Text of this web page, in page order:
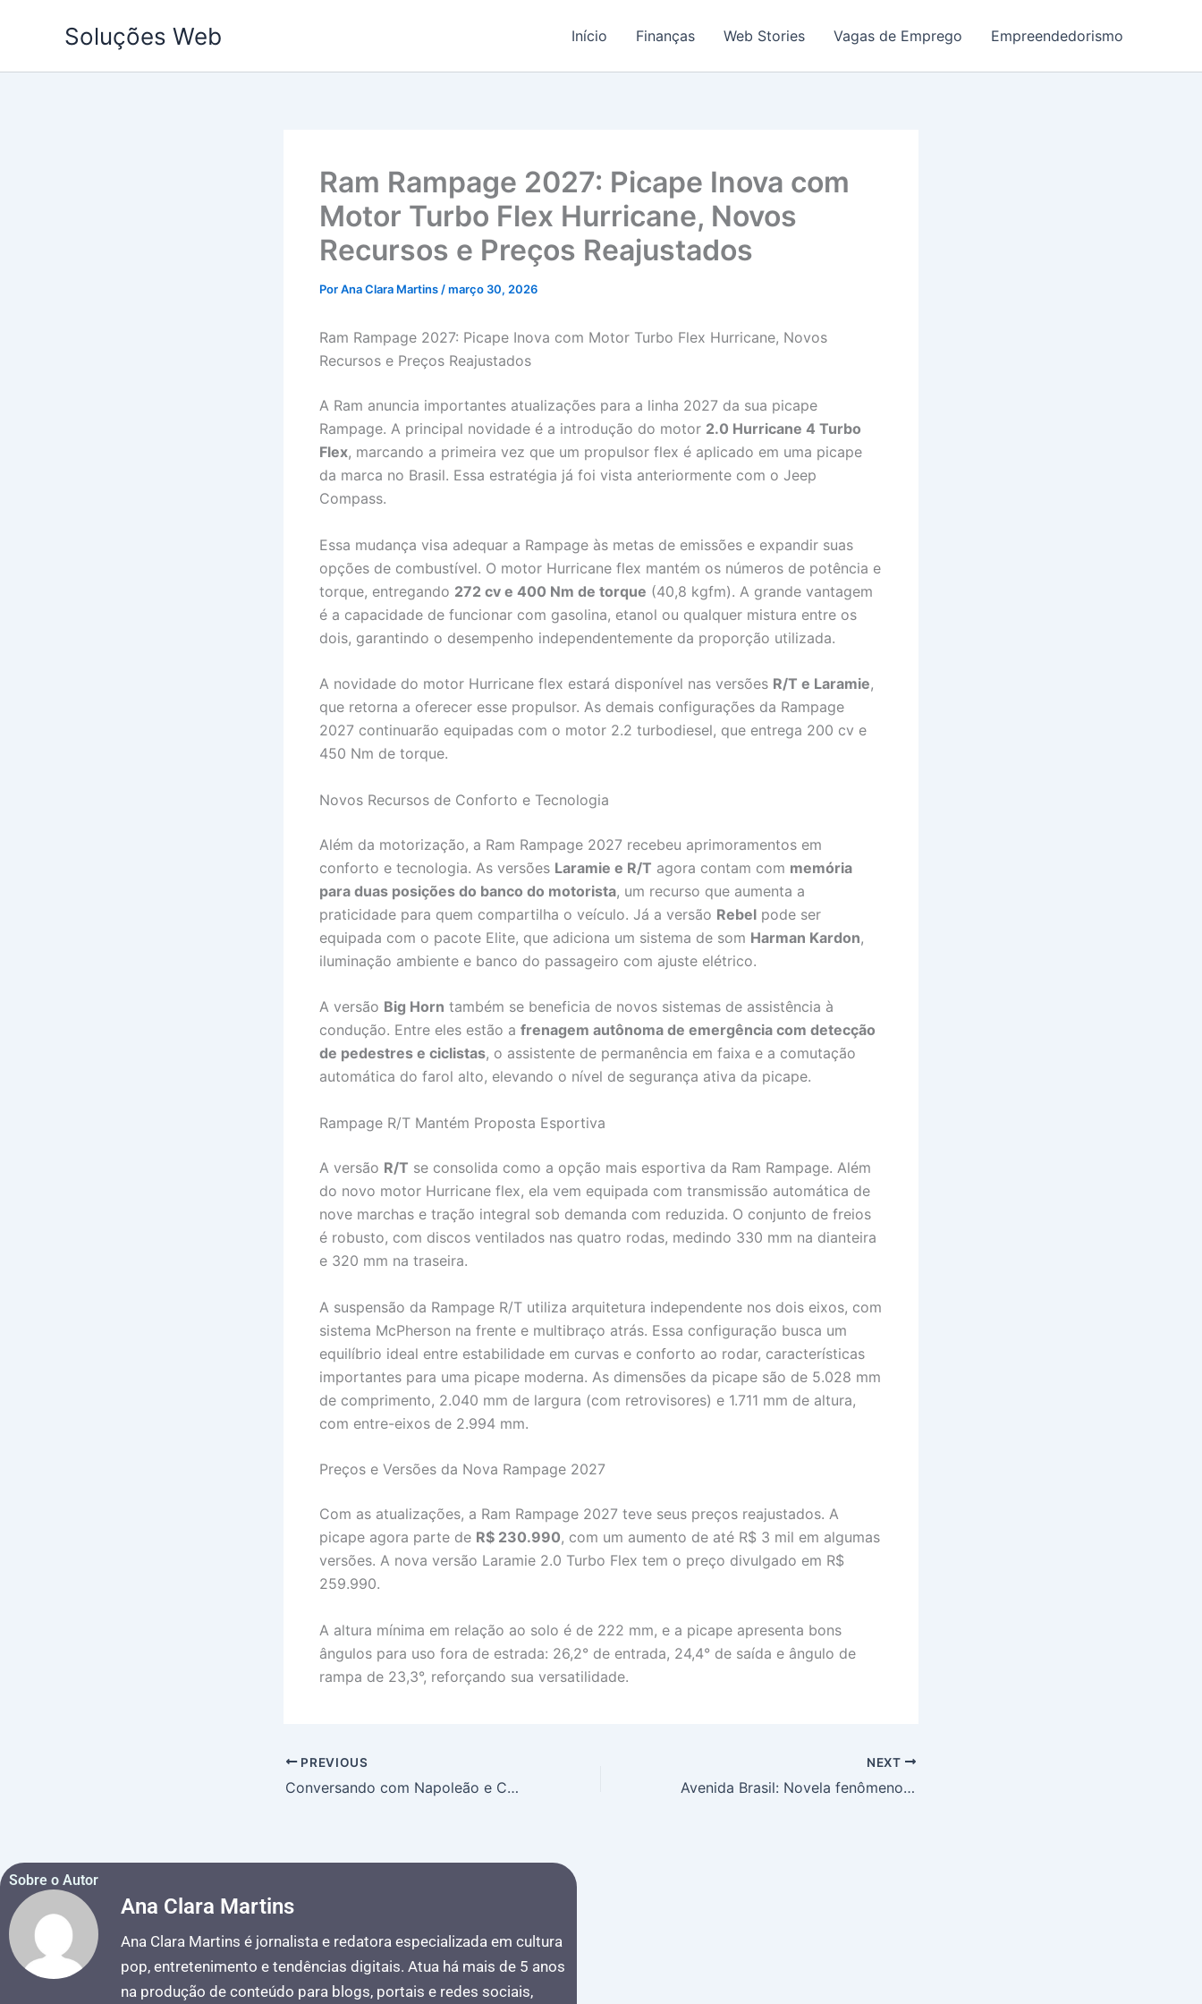
Soluções Web Início Finanças Web Stories Vagas de Emprego Empreendedorismo
Ram Rampage 2027: Picape Inova com
Motor Turbo Flex Hurricane, Novos
Recursos e Preços Reajustados
PorAna Clara Martins /março 30, 2026
Ram Rampage 2027: Picape Inova com Motor Turbo Flex Hurricane, Novos
Recursos e Preços Reajustados
A Ram anuncia importantes atualizações para a linha 2027 da sua picape
Rampage. A principal novidade é a introdução do motor 2.0 Hurricane 4 Turbo
Flex, marcando a primeira vez que um propulsor flex é aplicado em uma picape
da marca no Brasil. Essa estratégia já foi vista anteriormente com o Jeep
Compass.
Essa mudança visa adequar a Rampage às metas de emissões e expandir suas
opções de combustível. O motor Hurricane flex mantém os números de potência e
torque, entregando 272 cv e 400 Nm de torque (40,8 kgfm). A grande vantagem
é a capacidade de funcionar com gasolina, etanol ou qualquer mistura entre os
dois, garantindo o desempenho independentemente da proporção utilizada.
A novidade do motor Hurricane flex estará disponível nas versões R/T e Laramie,
que retorna a oferecer esse propulsor. As demais configurações da Rampage
2027 continuarão equipadas com o motor 2.2 turbodiesel, que entrega 200 cv e
450 Nm de torque.
Novos Recursos de Conforto e Tecnologia
Além da motorização, a Ram Rampage 2027 recebeu aprimoramentos em
conforto e tecnologia. As versões Laramie e R/T agora contam com memória
para duas posições do banco do motorista, um recurso que aumenta a
praticidade para quem compartilha o veículo. Já a versão Rebel pode ser
equipada com o pacote Elite, que adiciona um sistema de som Harman Kardon,
iluminação ambiente e banco do passageiro com ajuste elétrico.
A versão Big Horn também se beneficia de novos sistemas de assistência à
condução. Entre eles estão a frenagem autônoma de emergência com detecção
de pedestres e ciclistas, o assistente de permanência em faixa e a comutação
automática do farol alto, elevando o nível de segurança ativa da picape.
Rampage R/T Mantém Proposta Esportiva
A versão R/T se consolida como a opção mais esportiva da Ram Rampage. Além
do novo motor Hurricane flex, ela vem equipada com transmissão automática de
nove marchas e tração integral sob demanda com reduzida. O conjunto de freios
é robusto, com discos ventilados nas quatro rodas, medindo 330 mm na dianteira
e 320 mm na traseira.
A suspensão da Rampage R/T utiliza arquitetura independente nos dois eixos, com
sistema McPherson na frente e multibraço atrás. Essa configuração busca um
equilíbrio ideal entre estabilidade em curvas e conforto ao rodar, características
importantes para uma picape moderna. As dimensões da picape são de 5.028 mm
de comprimento, 2.040 mm de largura (com retrovisores) e 1.711 mm de altura,
com entre-eixos de 2.994 mm.
Preços e Versões da Nova Rampage 2027
Com as atualizações, a Ram Rampage 2027 teve seus preços reajustados. A
picape agora parte de R$ 230.990, com um aumento de até R$ 3 mil em algumas
versões. A nova versão Laramie 2.0 Turbo Flex tem o preço divulgado em R$
259.990.
A altura mínima em relação ao solo é de 222 mm, e a picape apresenta bons
ângulos para uso fora de estrada: 26,2° de entrada, 24,4° de saída e ângulo de
rampa de 23,3°, reforçando sua versatilidade.
PREVIOUS
Conversando com Napoleão e Capitu: IA na Educação Revoluciona o Aprendizado, Mas Exige Cautela
NEXT
Avenida Brasil: Novela fenômeno volta à TV com horários variados; saiba quando assistir e prepare-se para a continuação!
Sobre o Autor
Ana Clara Martins
Ana Clara Martins é jornalista e redatora especializada em cultura
pop, entretenimento e tendências digitais. Atua há mais de 5 anos
na produção de conteúdo para blogs, portais e redes sociais,